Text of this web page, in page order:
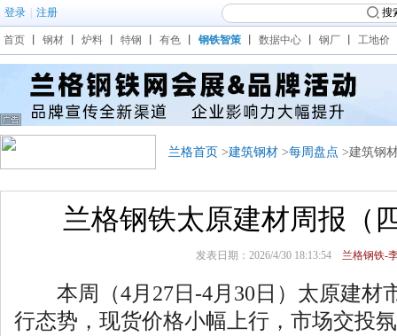
登录 注册 搜
首页 钢材 炉料 特钢 有色 钢铁智策 数据中心 钢厂 工地价
兰格首页 >建筑钢材 >每周盘点 >建筑钢
兰格钢铁太原建材周报（
发表日期：2026/4/30 18:13:54兰格钢铁-
本周（4月27日-4月30日）太原建材
行态势，现货价格小幅上行，市场交投